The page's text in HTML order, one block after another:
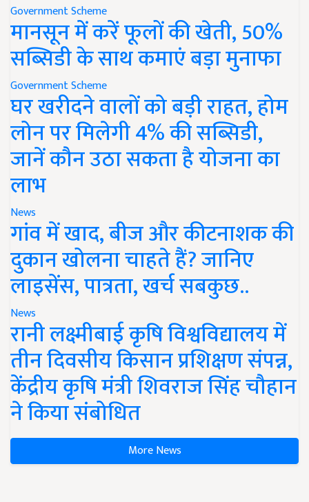
Government Scheme
मानसून में करें फूलों की खेती, 50%
सब्सिडी के साथ कमाएं बड़ा मुनाफा
Government Scheme
घर खरीदने वालों को बड़ी राहत, होम
लोन पर मिलेगी 4% की सब्सिडी,
जानें कौन उठा सकता है योजना का
लाभ
News
गांव में खाद, बीज और कीटनाशक की
दुकान खोलना चाहते हैं? जानिए
लाइसेंस, पात्रता, खर्च सबकुछ..
News
रानी लक्ष्मीबाई कृषि विश्वविद्यालय में
तीन दिवसीय किसान प्रशिक्षण संपन्न,
केंद्रीय कृषि मंत्री शिवराज सिंह चौहान
ने किया संबोधित
More News